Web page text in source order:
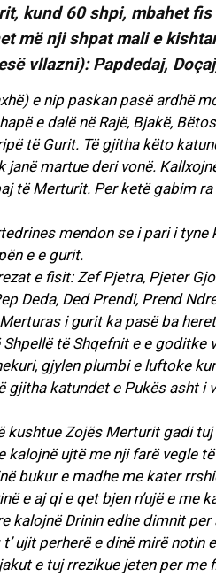
kund 60 shpi, mbahet
më nji shpat mali e
vllazni): Papdedaj,
e nip paskan pasë ardhë
e dalë në Rajë, Bjakë,
të Gurit. Të gjitha këto
janë martue deri vonë.
të Merturit. Per ketë gabim
mendon se i pari i
e e gurit.
e fisit: Zef Pjetra, Pjeter
Deda, Ded Prendi, Prend
i gurit ka pasë ba
të Shqefnit e e goditke
gjylen plumbi e luftoke
gjitha katundet e Pukës asht
kushtue Zojës Merturit gadi
kalojnë ujtë me nji farë vegle
bukur e madhe me kater
e aj qi e qet bjen n’ujë e me
kalojnë Drinin edhe dimnit per
ujit perherë e dinë mirë
e tuj rrezikue jeten per me